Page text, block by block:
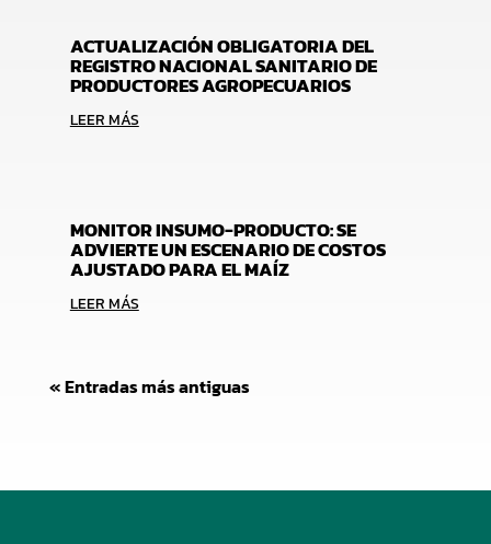
ACTUALIZACIÓN OBLIGATORIA DEL
REGISTRO NACIONAL SANITARIO DE
PRODUCTORES AGROPECUARIOS
LEER MÁS
MONITOR INSUMO-PRODUCTO: SE
ADVIERTE UN ESCENARIO DE COSTOS
AJUSTADO PARA EL MAÍZ
LEER MÁS
« Entradas más antiguas